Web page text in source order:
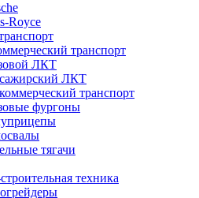
Royce
транспорт
ЛКТ
ЛКТ
транспорт
фургоны
тягачи
техника